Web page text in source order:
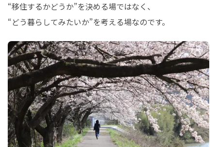
“移住するかどうか”を決める場ではなく、
“どう暮らしてみたいか”を考える場なのです。